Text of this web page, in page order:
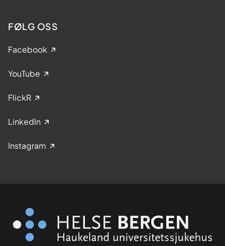
FØLG OSS
Facebook
YouTube
FlickR
LinkedIn
Instagram